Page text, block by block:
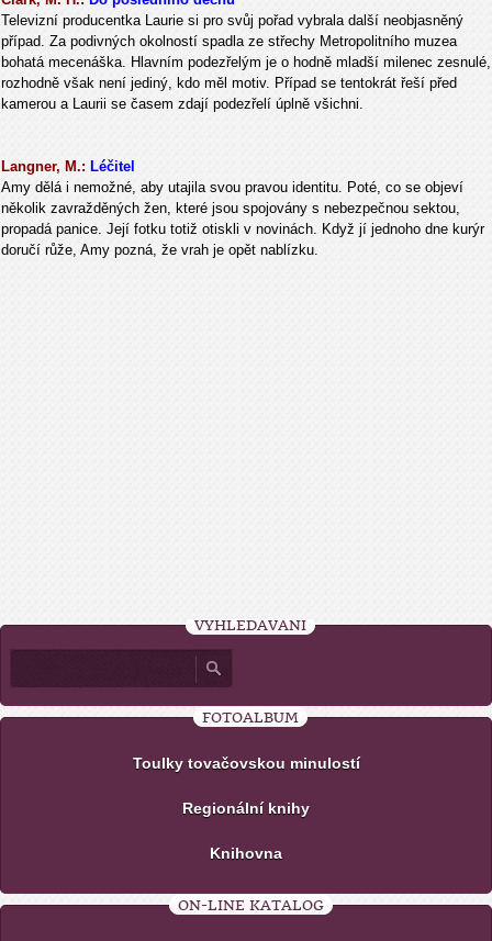
Televizní producentka Laurie si pro svůj pořad vybrala další neobjasněný
případ. Za podivných okolností spadla ze střechy Metropolitního muzea
bohatá mecenáška. Hlavním podezřelým je o hodně mladší milenec zesnulé,
rozhodně však není jediný, kdo měl motiv. Případ se tentokrát řeší před
kamerou a Laurii se časem zdají podezřelí úplně všichni.
Langner, M.: Léčitel
Amy dělá i nemožné, aby utajila svou pravou identitu. Poté, co se objeví
několik zavražděných žen, které jsou spojovány s nebezpečnou sektou,
propadá panice. Její fotku totiž otiskli v novinách. Když jí jednoho dne kurýr
doručí růže, Amy pozná, že vrah je opět nablízku.
VYHLEDÁVÁNÍ
FOTOALBUM
Toulky tovačovskou minulostí
Regionální knihy
Knihovna
ON-LINE KATALOG